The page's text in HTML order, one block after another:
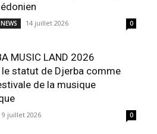
14 juillet 2026 0
MUSIC LAND 2026
statut de Djerba comme
de la musique
9 juillet 2026 0